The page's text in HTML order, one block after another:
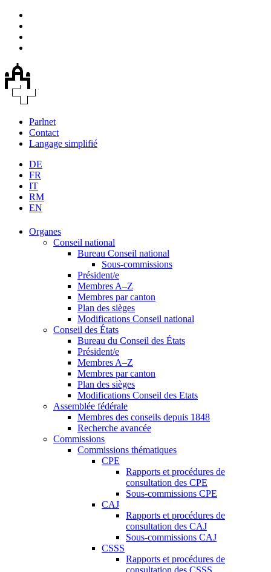
Parlnet
Contact
Langage simplifié
DE
FR
IT
RM
EN
Organes
Conseil national
Bureau Conseil national
Sous-commissions
Président/e
Membres A–Z
Membres par canton
Plan des sièges
Modifications Conseil national
Conseil des États
Bureau du Conseil des États
Président/e
Membres A–Z
Membres par canton
Plan des sièges
Modifications Conseil des Etats
Assemblée fédérale
Membres des conseils depuis 1848
Recherche avancée
Commissions
Commissions thématiques
CPE
Rapports et procédures de
consultation des CPE
Sous-commissions CPE
CAJ
Rapports et procédures de
consultation des CAJ
Sous-commissions CAJ
CSSS
Rapports et procédures de